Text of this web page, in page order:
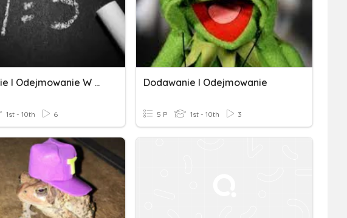
Dodawanie I Odejmowanie W Zakresie 100
1st - 10th 6
Dodawanie I Odejmowanie
5 P 1st - 10th 3